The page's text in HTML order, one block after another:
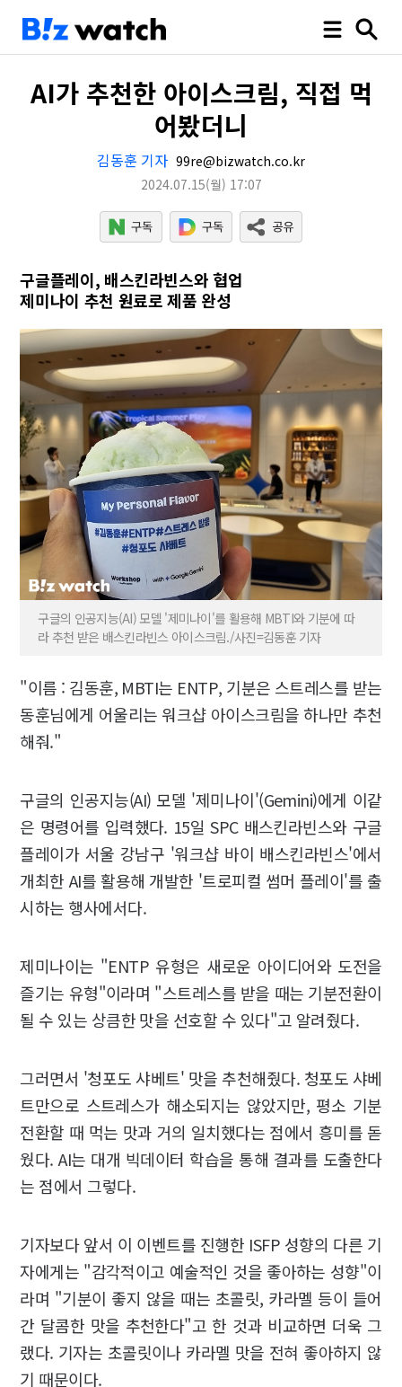
AI가 추천한 아이스크림, 직접 먹
어봤더니
김동훈 기자 99re@bizwatch.co.kr
2024.07.15(월) 17:07
구글플레이, 배스킨라빈스와 협업
제미나이 추천 원료로 제품 완성
구글의 인공지능(AI) 모델 '제미나이'를 활용해 MBTI와 기분에 따
라 추천 받은 배스킨라빈스 아이스크림./사진=김동훈 기자
"이름 : 김동훈, MBTI는 ENTP, 기분은 스트레스를 받는
동훈님에게 어울리는 워크샵 아이스크림을 하나만 추천
해줘."
구글의 인공지능(AI) 모델 '제미나이'(Gemini)에게 이같
은 명령어를 입력했다. 15일 SPC 배스킨라빈스와 구글
플레이가 서울 강남구 '워크샵 바이 배스킨라빈스'에서
개최한 AI를 활용해 개발한 '트로피컬 썸머 플레이'를 출
시하는 행사에서다.
제미나이는 "ENTP 유형은 새로운 아이디어와 도전을
즐기는 유형"이라며 "스트레스를 받을 때는 기분전환이
될 수 있는 상큼한 맛을 선호할 수 있다"고 알려줬다.
그러면서 '청포도 샤베트' 맛을 추천해줬다. 청포도 샤베
트만으로 스트레스가 해소되지는 않았지만, 평소 기분
전환할 때 먹는 맛과 거의 일치했다는 점에서 흥미를 돋
웠다. AI는 대개 빅데이터 학습을 통해 결과를 도출한다
는 점에서 그렇다.
기자보다 앞서 이 이벤트를 진행한 ISFP 성향의 다른 기
자에게는 "감각적이고 예술적인 것을 좋아하는 성향"이
라며 "기분이 좋지 않을 때는 초콜릿, 카라멜 등이 들어
간 달콤한 맛을 추천한다"고 한 것과 비교하면 더욱 그
랬다. 기자는 초콜릿이나 카라멜 맛을 전혀 좋아하지 않
기 때문이다.